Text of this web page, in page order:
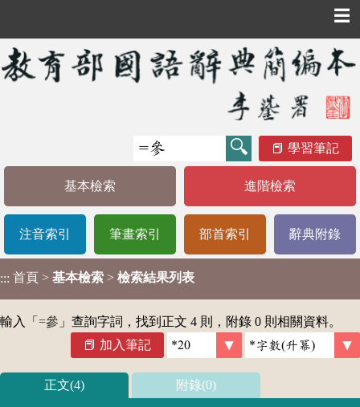
☰
學習筆記
基本檢索 進階檢索
注音索引 筆畫索引 部首索引 辭典附錄
::: 首頁 > 基本檢索 > 檢索結果列表
輸入「 =參 」查詢字詞，找到正文 4 則，附錄 0 則相關資料。
加入筆記
正文(4) 附錄(0)